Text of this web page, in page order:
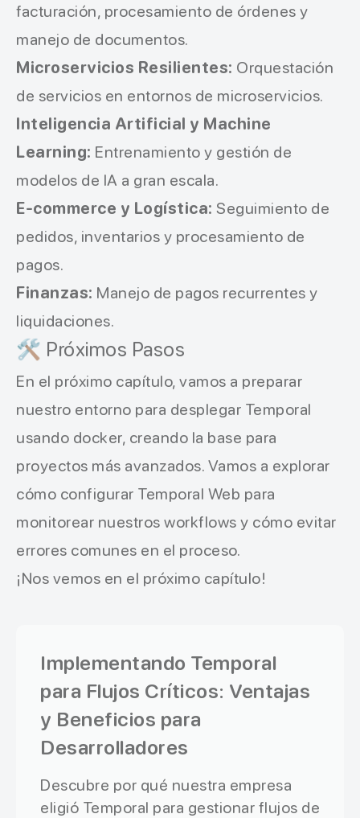
facturación, procesamiento de órdenes y
manejo de documentos.
Microservicios Resilientes: Orquestación
de servicios en entornos de microservicios.
Inteligencia Artificial y Machine
Learning: Entrenamiento y gestión de
modelos de IA a gran escala.
E-commerce y Logística: Seguimiento de
pedidos, inventarios y procesamiento de
pagos.
Finanzas: Manejo de pagos recurrentes y
liquidaciones.
🛠️ Próximos Pasos
En el próximo capítulo, vamos a preparar
nuestro entorno para desplegar Temporal
usando docker, creando la base para
proyectos más avanzados. Vamos a explorar
cómo configurar Temporal Web para
monitorear nuestros workflows y cómo evitar
errores comunes en el proceso.
¡Nos vemos en el próximo capítulo!
Implementando Temporal
para Flujos Críticos: Ventajas
y Beneficios para
Desarrolladores
Descubre por qué nuestra empresa
eligió Temporal para gestionar flujos de